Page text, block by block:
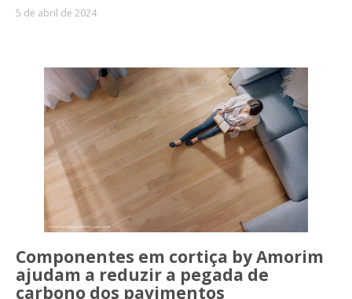
5 de abril de 2024
Componentes em cortiça by Amorim
ajudam a reduzir a pegada de
carbono dos pavimentos